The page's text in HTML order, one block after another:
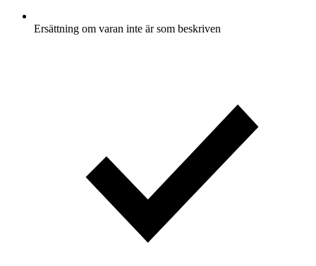
Ersättning om varan inte är som beskriven